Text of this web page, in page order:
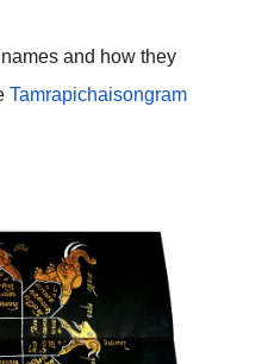
and how they
Tamrapichaisongram